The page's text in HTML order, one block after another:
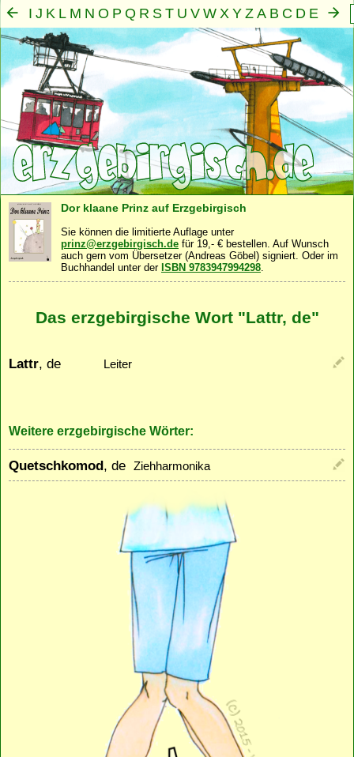
I J K L M N O P Q R S T U V W X Y Z A B C D E
F G H
Mensch·Seele·Geist · Gemeinschaft·
Dor klaane Prinz auf Erzgebirgisch
Sie können die limitierte Auflage unter
prinz@erzgebirgisch.de für 19,- € bestellen. Auf Wunsch
auch gern vom Übersetzer (Andreas Göbel) signiert. Oder im
Buchhandel unter der ISBN 9783947994298.
Das erzgebirgische Wort "Lattr, de"
Lattr, de Leiter
Weitere erzgebirgische Wörter:
Quetschkomod, de Ziehharmonika